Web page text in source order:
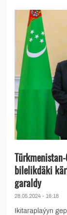
bilelikdäki
garaldy
28.05.2024 - 16:18
Ikitaraplaýyn